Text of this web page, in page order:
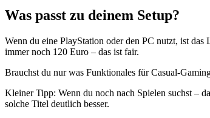
Was passt zu deinem Setup?
Wenn du eine PlayStation oder den PC nutzt, ist
immer noch 120 Euro – das ist fair.
Brauchst du nur was Funktionales für Casual-
Kleiner Tipp: Wenn du noch nach Spielen suchst –
solche Titel deutlich besser.